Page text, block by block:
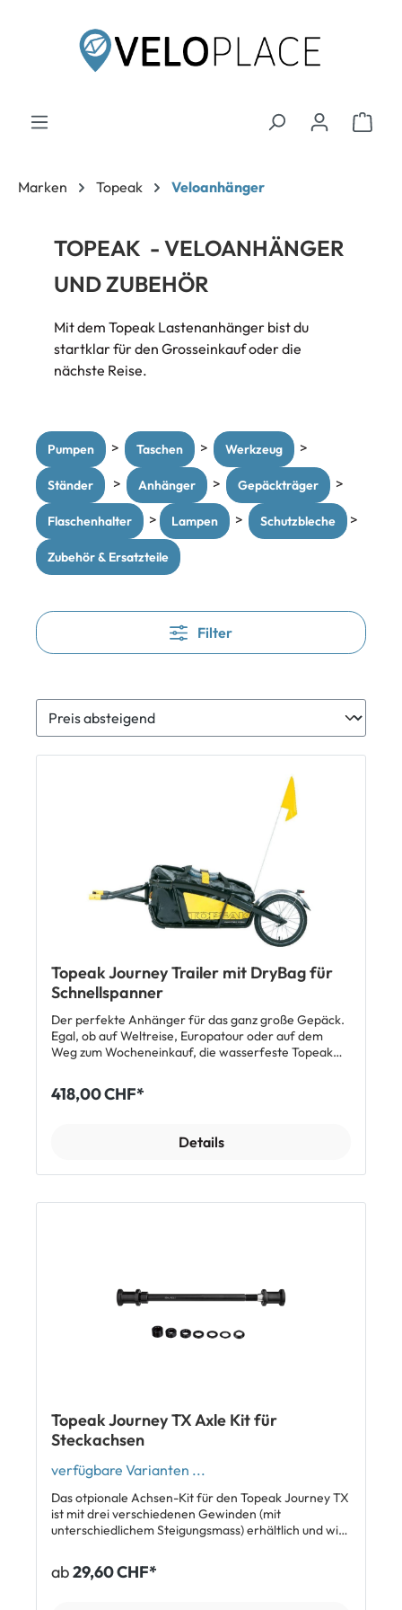
Marken Topeak Veloanhänger
TOPEAK - VELOANHÄNGER
UND ZUBEHÖR
Mit dem Topeak Lastenanhänger bist du
startklar für den Grosseinkauf oder die
nächste Reise.
Pumpen > Taschen > Werkzeug >
Ständer > Anhänger > Gepäckträger >
Flaschenhalter > Lampen > Schutzbleche >
Zubehör & Ersatzteile
Filter
Topeak Journey Trailer mit DryBag für
Schnellspanner
Der perfekte Anhänger für das ganz große Gepäck.
Egal, ob auf Weltreise, Europatour oder auf dem
Weg zum Wocheneinkauf, die wasserfeste Topeak
genug Platz für alles, was Sie mitnehmen oder
einkaufen möchten. Der stabile und doch leichte
durch die SideLock Halterung lässt sich der Trailer
bequem und einfach an- und abkoppeln, mit
Journey Trailer inkl. DryBag
418,00 CHF*
Details
Topeak Journey TX Axle Kit für
Steckachsen
verfügbare Varianten ...
Das otpionale Achsen-Kit für den Topeak Journey TX
ist mit drei verschiedenen Gewinden (mit
unterschiedlichem Steigungsmass) erhältlich und wird
von 180 mm benötigt. Die Kits werden mit diversen
Spacern (Abstandhaltern) geliefert und passen so
ab29,60 CHF*